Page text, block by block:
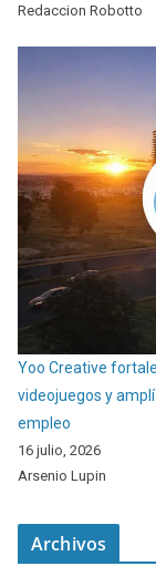
Redaccion Robotto
Yoo Creative
videojuegos y
empleo
16 julio, 2026
Arsenio Lupin
Archivos